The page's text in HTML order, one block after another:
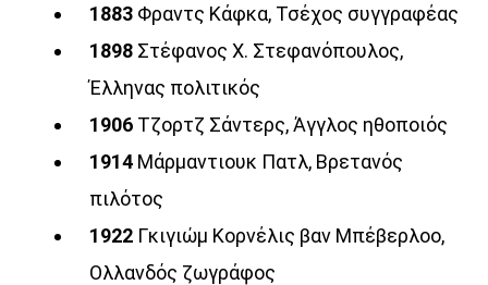
1883 Φραντς Κάφκα, Τσέχος συγγραφέας
1898 Στέφανος Χ. Στεφανόπουλος,
Έλληνας πολιτικός
1906 Τζορτζ Σάντερς, Άγγλος ηθοποιός
1914 Μάρμαντιουκ Πατλ, Βρετανός
πιλότος
1922 Γκιγιώμ Κορνέλις βαν Μπέβερλοο,
Ολλανδός ζωγράφος